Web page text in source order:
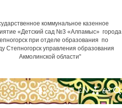
коммунальное казенное
«Детский сад №3 «Алпамыс» города
при отделе образования по
Степногорск управления образования
Акмолинской области"
EN
RU
KZ